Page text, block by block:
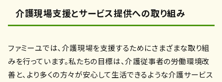
介護現場支援とサービス提供への取り組み
ファミーユでは、介護現場を支援するためにさまざまな取り組
みを行っています。私たちの目標は、介護従事者の労働環境改
善と、より多くの方々が安心して生活できるような介護サービス